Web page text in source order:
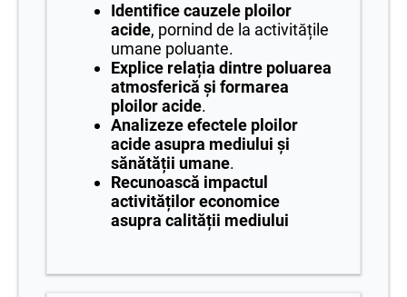
Identifice cauzele ploilor
acide, pornind de la activitățile
umane poluante.
Explice relația dintre poluarea
atmosferică și formarea
ploilor acide.
Analizeze efectele ploilor
acide asupra mediului și
sănătății umane.
Recunoască impactul
activităților economice
asupra calității mediului